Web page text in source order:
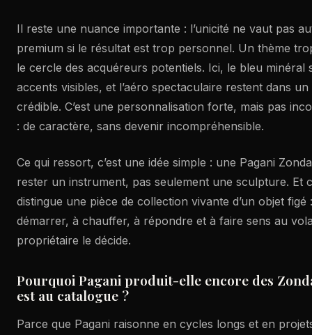
Il reste une nuance importante : l’unicité ne vaut pas
premium si le résultat est trop personnel. Un thème
le cercle des acquéreurs potentiels. Ici, le bleu minéral
accents visibles, et l’aéro spectaculaire restent dans un
crédible. C’est une personnalisation forte, mais pas
: de caractère, sans devenir incompréhensible.
Ce qui ressort, c’est une idée simple : une Pagani
rester un instrument, pas seulement une sculpture. Et
distingue une pièce de collection vivante d’un objet figé
démarrer, à chauffer, à répondre et à faire sens au
propriétaire le décide.
Pourquoi Pagani produit-elle encore des
est au catalogue ?
Parce que Pagani raisonne en cycles longs et en